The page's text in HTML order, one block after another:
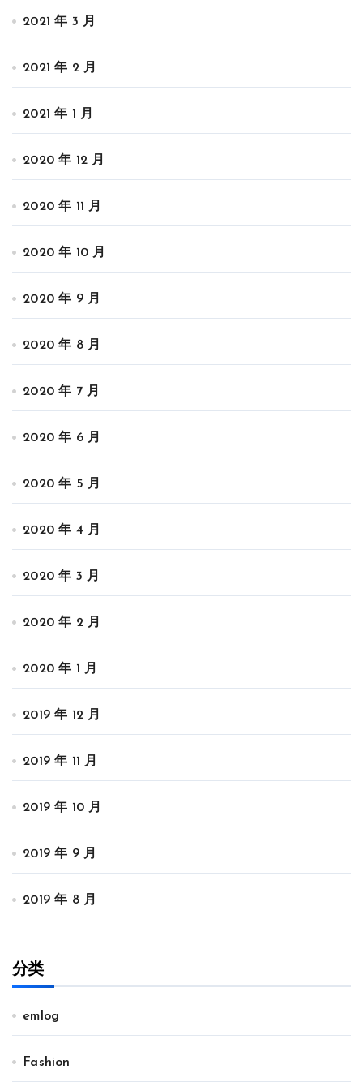
2021 年 3 月
2021 年 2 月
2021 年 1 月
2020 年 12 月
2020 年 11 月
2020 年 10 月
2020 年 9 月
2020 年 8 月
2020 年 7 月
2020 年 6 月
2020 年 5 月
2020 年 4 月
2020 年 3 月
2020 年 2 月
2020 年 1 月
2019 年 12 月
2019 年 11 月
2019 年 10 月
2019 年 9 月
2019 年 8 月
分类
emlog
Fashion